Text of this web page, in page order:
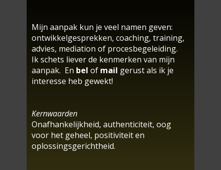
Mijn aanpak kun je veel namen geven:
ontwikkelgesprekken, coaching, training,
advies, mediation of procesbegeleiding.
Ik schets liever de kenmerken van mijn
aanpak. En bel of mail gerust als ik je
interesse heb gewekt!
Kernwaarden
Onafhankelijkheid, authenticiteit, oog
voor het geheel, positiviteit en
oplossingsgerichtheid.